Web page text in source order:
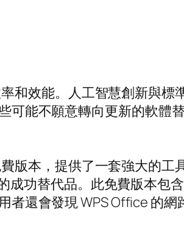
和效能。人工智慧創新與標
可能不願意轉向更新的軟體
本，提供了一套強大的工
成功替代品。此免費版本包
還會發現 WPS Office 的